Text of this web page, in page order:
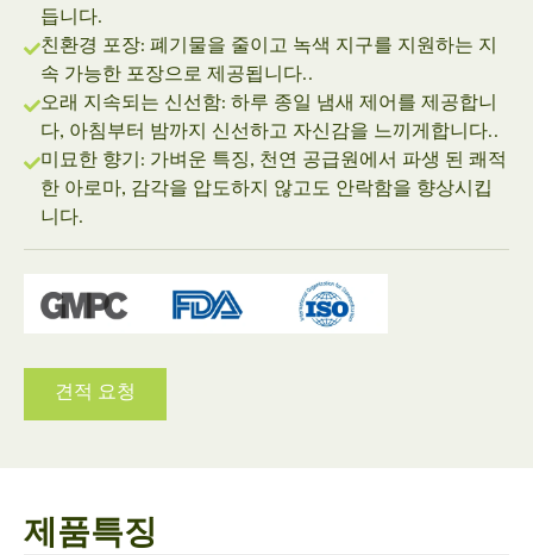
듭니다.
친환경 포장: 폐기물을 줄이고 녹색 지구를 지원하는 지
속 가능한 포장으로 제공됩니다..
오래 지속되는 신선함: 하루 종일 냄새 제어를 제공합니
다, 아침부터 밤까지 신선하고 자신감을 느끼게합니다..
미묘한 향기: 가벼운 특징, 천연 공급원에서 파생 된 쾌적
한 아로마, 감각을 압도하지 않고도 안락함을 향상시킵
니다.
견적 요청
제품특징